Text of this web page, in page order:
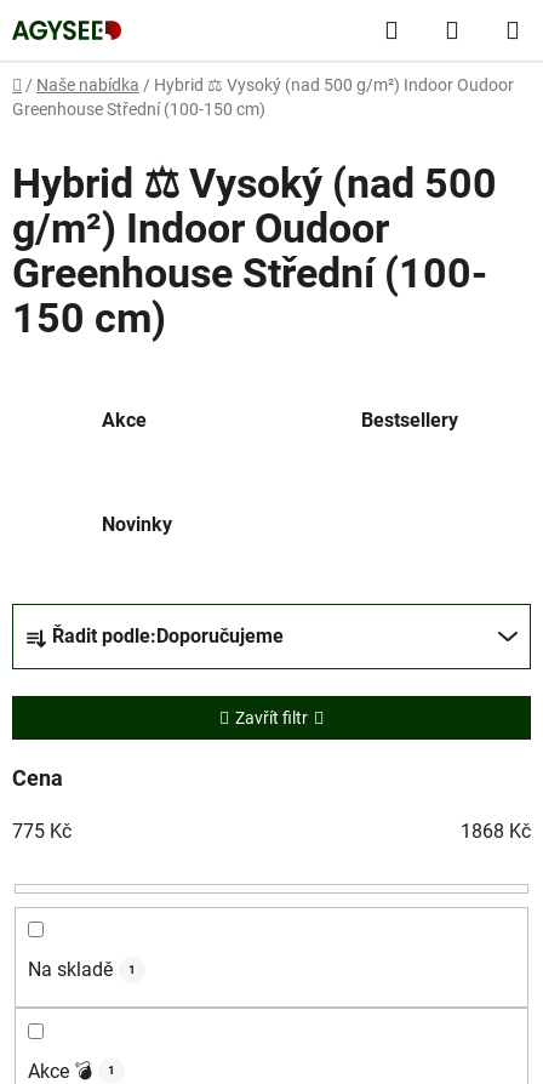
na
obsah
Hledat
KOŠÍK
Domů
/ Naše nabídka / Hybrid ⚖️ Vysoký (nad 500 g/m²) Indoor Oudoor
Greenhouse Střední (100-150 cm)
Hybrid ⚖️ Vysoký (nad 500
g/m²) Indoor Oudoor
Greenhouse Střední (100-
150 cm)
Akce Bestsellery
Novinky
n
í
r
d
Řadit podle:Doporučujeme
Zavřít filtr
Cena
775 Kč 1868 Kč
Na skladě 1
Akce 💣 1